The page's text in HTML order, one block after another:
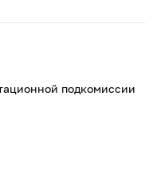
подкомиссии